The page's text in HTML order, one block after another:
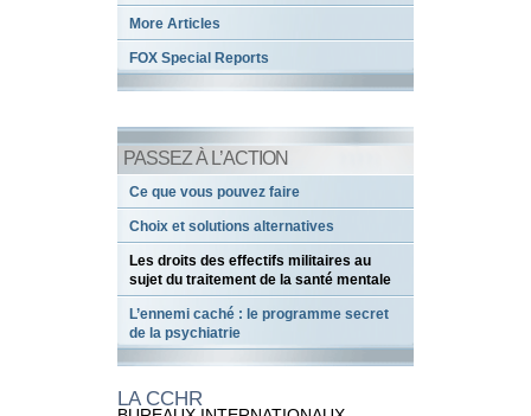
More Articles
FOX Special Reports
PASSEZ À L’ACTION
Ce que vous pouvez faire
Choix et solutions alternatives
Les droits des effectifs militaires au
sujet du traitement de la santé mentale
L’ennemi caché : le programme secret
de la psychiatrie
LA CCHR